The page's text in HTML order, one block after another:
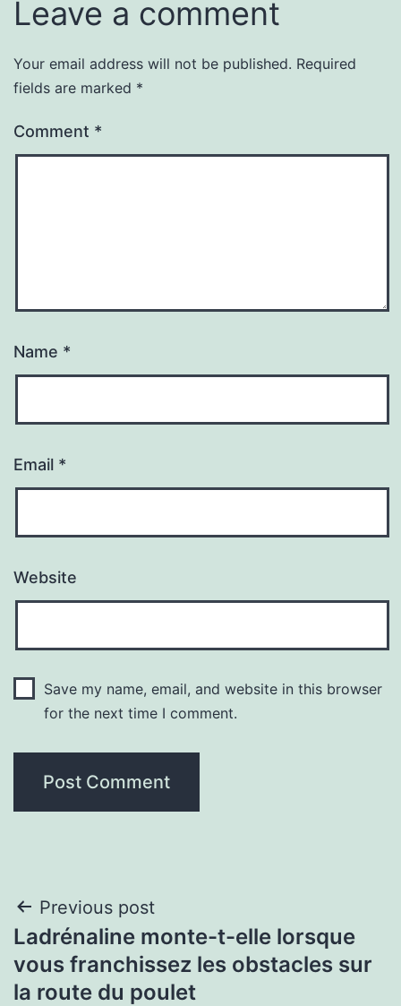
Leave a comment
Your email address will not be published. Required
fields are marked *
Comment *
Name *
Email *
Website
Save my name, email, and website in this browser
for the next time I comment.
Post
navigation
Previous post
Ladrénaline monte-t-elle lorsque
vous franchissez les obstacles sur
la route du poulet